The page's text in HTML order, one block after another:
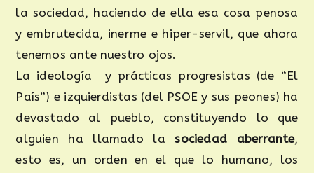
la sociedad, haciendo de ella esa cosa penosa
y embrutecida, inerme e hiper-servil, que ahora
tenemos ante nuestro ojos.
La ideología y prácticas progresistas (de “El
País”) e izquierdistas (del PSOE y sus peones) ha
devastado al pueblo, constituyendo lo que
alguien ha llamado lasociedad aberrante,
esto es, un orden en el que lo humano, los